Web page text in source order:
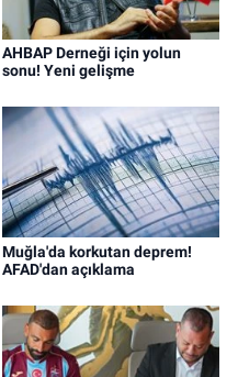
AHBAP Derneği için yolun
sonu! Yeni gelişme
Muğla'da korkutan deprem!
AFAD'dan açıklama